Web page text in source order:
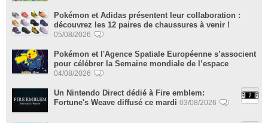
Pokémon et Adidas présentent leur collaboration :
découvrez les 12 paires de chaussures à venir !
05/08/2026
Pokémon et l'Agence Spatiale Européenne s’associent
pour célébrer la Semaine mondiale de l’espace
04/08/2026
Un Nintendo Direct dédié à Fire emblem:
Fortune's Weave diffusé ce mardi 03/08/2026